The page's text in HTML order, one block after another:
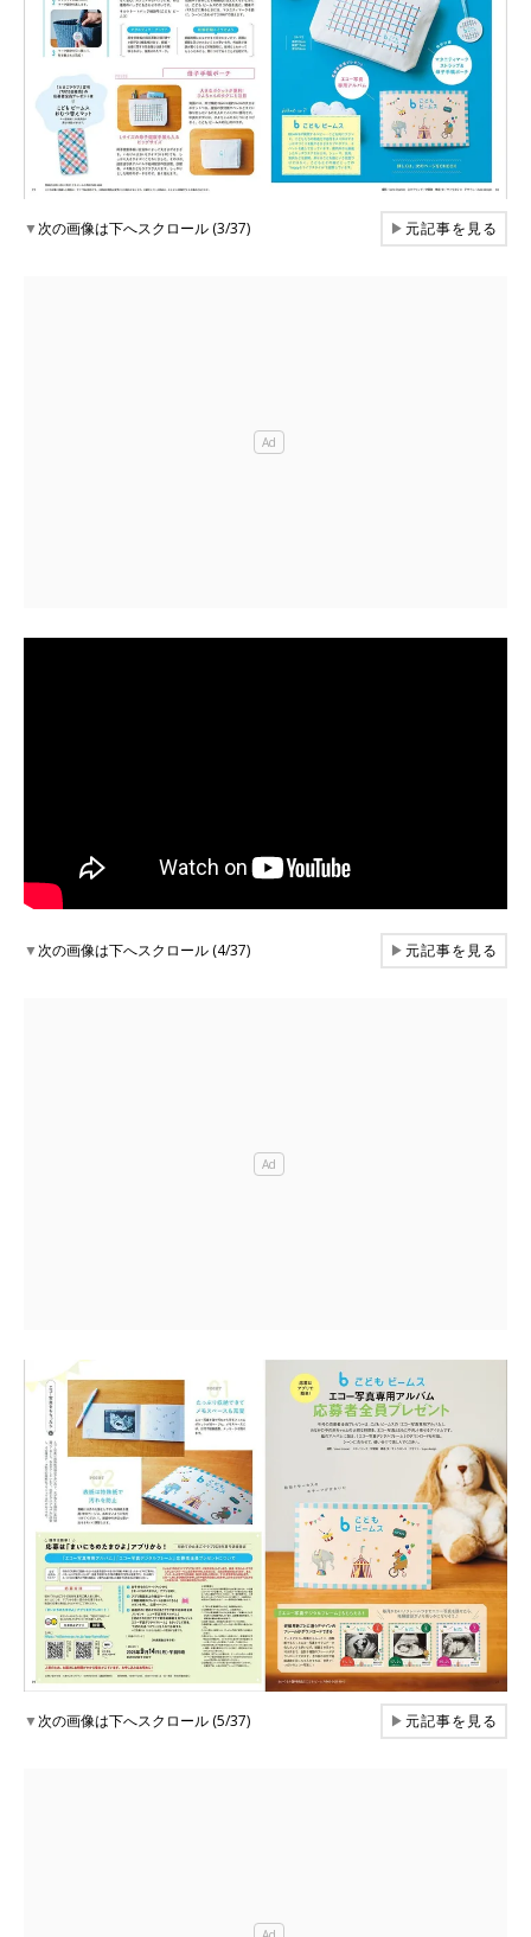
▼次の画像は下へスクロール (3/37) ▶元記事を見る
▼次の画像は下へスクロール (4/37) ▶元記事を見る
▼次の画像は下へスクロール (5/37) ▶元記事を見る